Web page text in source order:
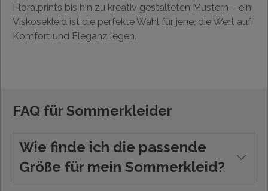
Floralprints bis hin zu kreativ gestalteten Mustern – ein
Viskosekleid ist die perfekte Wahl für jene, die Wert auf
Komfort und Eleganz legen.
FAQ für Sommerkleider
Wie finde ich die passende
Größe für mein Sommerkleid?